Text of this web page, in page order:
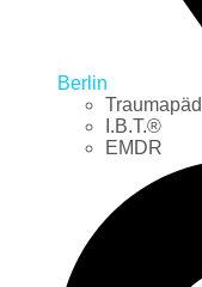
Berlin
Traumapäd
I.B.T.®
EMDR